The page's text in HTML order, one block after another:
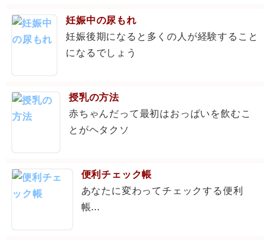
妊娠中の尿もれ
妊娠後期になると多くの人が経験すること
になるでしょう
授乳の方法
赤ちゃんだって最初はおっぱいを飲むこ
とがヘタクソ
便利チェック帳
あなたに変わってチェックする便利
帳...